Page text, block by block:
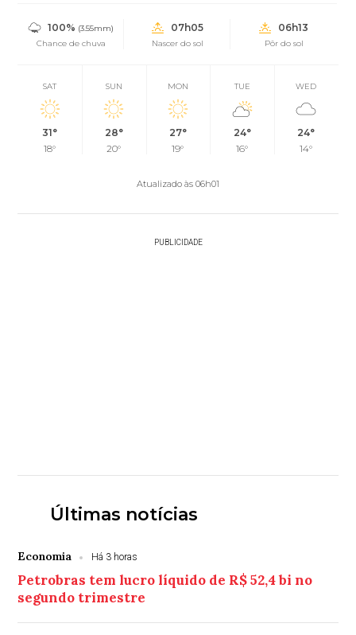
100% (3.55mm)
Chance de chuva
07h05
Nascer do sol
06h13
Pôr do sol
SAT
31°
18°
SUN
28°
20°
MON
27°
19°
TUE
24°
16°
WED
24°
14°
Atualizado às 06h01
PUBLICIDADE
Últimas notícias
Economia Há 3 horas
Petrobras tem lucro líquido de R$ 52,4 bi no
segundo trimestre